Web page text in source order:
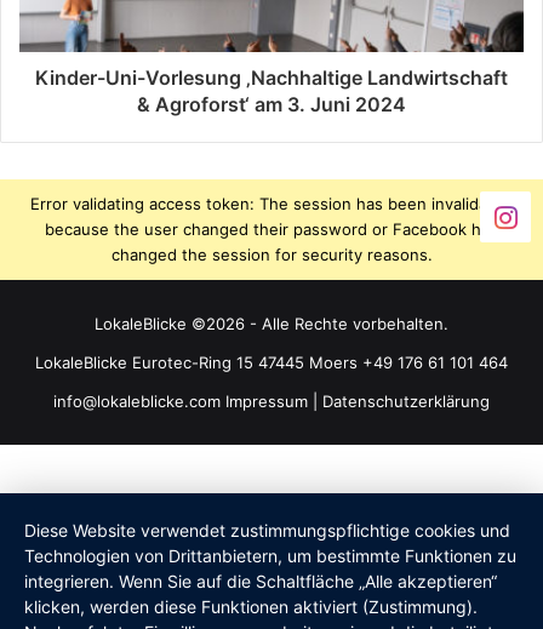
Kinder-Uni-Vorlesung ‚Nachhaltige Landwirtschaft
& Agroforst‘ am 3. Juni 2024
Error validating access token: The session has been invalidated
because the user changed their password or Facebook has
changed the session for security reasons.
LokaleBlicke ©2026 - Alle Rechte vorbehalten.
LokaleBlicke Eurotec-Ring 15 47445 Moers +49 176 61 101 464
info@lokaleblicke.com Impressum Datenschutzerklärung
Diese Website verwendet zustimmungspflichtige cookies und
Technologien von Drittanbietern, um bestimmte Funktionen zu
integrieren. Wenn Sie auf die Schaltfläche „Alle akzeptieren“
klicken, werden diese Funktionen aktiviert (Zustimmung).